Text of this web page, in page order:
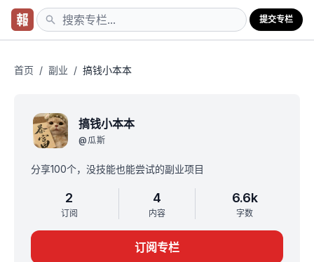
提交专栏
首页 / 副业 / 搞钱小本本
搞钱小本本
@瓜斯
分享100个，没技能也能尝试的副业项目
2
订阅
4
内容
6.6k
字数
订阅专栏